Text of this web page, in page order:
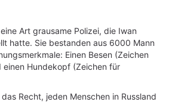
Art grausame Polizei, die Iwan
hatte. Sie bestanden aus 6000 Mann
Einen Besen (Zeichen
Hundekopf (Zeichen für
Recht, jeden Menschen in Russland